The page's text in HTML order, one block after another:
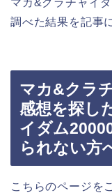
マカ&クラチャイ
調べた結果を記事
マカ&クラ
感想を探し
イダム
られない方
こちらのページを